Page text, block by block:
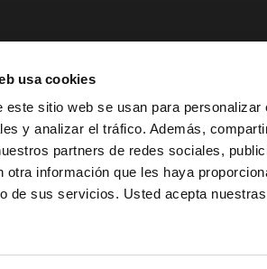
usa cookies
este sitio web se usan para
y analizar el tráfico. Además,
partners de redes sociales,
otra información que les haya
de sus servicios. Usted acepta
ACCESIBILIDAD
TEL. 933 065 700